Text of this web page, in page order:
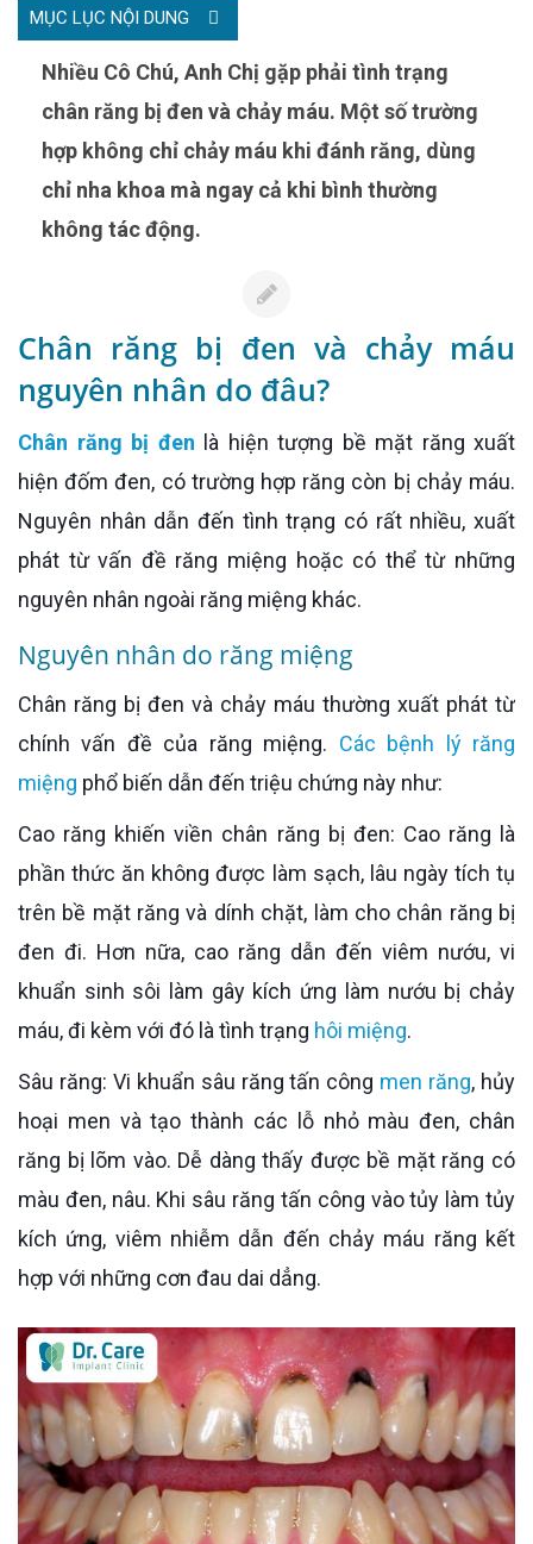
MỤC LỤC NỘI DUNG
Nhiều Cô Chú, Anh Chị gặp phải tình trạng
chân răng bị đen và chảy máu. Một số trường
hợp không chỉ chảy máu khi đánh răng, dùng
chỉ nha khoa mà ngay cả khi bình thường
không tác động.
Chân răng bị đen và chảy máu
nguyên nhân do đâu?
Chân răng bị đen là hiện tượng bề mặt răng xuất
hiện đốm đen, có trường hợp răng còn bị chảy máu.
Nguyên nhân dẫn đến tình trạng có rất nhiều, xuất
phát từ vấn đề răng miệng hoặc có thể từ những
nguyên nhân ngoài răng miệng khác.
Nguyên nhân do răng miệng
Chân răng bị đen và chảy máu thường xuất phát từ
chính vấn đề của răng miệng. Các bệnh lý răng
miệng phổ biến dẫn đến triệu chứng này như:
Cao răng khiến viền chân răng bị đen: Cao răng là
phần thức ăn không được làm sạch, lâu ngày tích tụ
trên bề mặt răng và dính chặt, làm cho chân răng bị
đen đi. Hơn nữa, cao răng dẫn đến viêm nướu, vi
khuẩn sinh sôi làm gây kích ứng làm nướu bị chảy
máu, đi kèm với đó là tình trạng hôi miệng.
Sâu răng: Vi khuẩn sâu răng tấn công men răng, hủy
hoại men và tạo thành các lỗ nhỏ màu đen, chân
răng bị lõm vào. Dễ dàng thấy được bề mặt răng có
màu đen, nâu. Khi sâu răng tấn công vào tủy làm tủy
kích ứng, viêm nhiễm dẫn đến chảy máu răng kết
hợp với những cơn đau dai dẳng.